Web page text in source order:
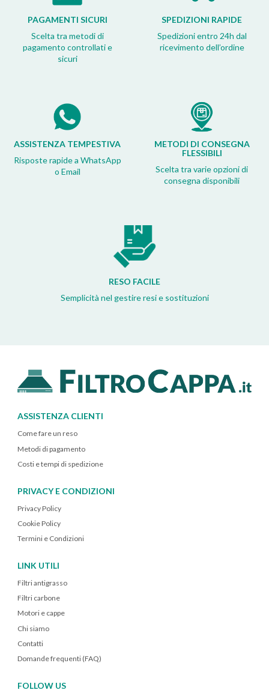
PAGAMENTI SICURI
Scelta tra metodi di
pagamento controllati e
sicuri
SPEDIZIONI RAPIDE
Spedizioni entro 24h dal
ricevimento dell’ordine
ASSISTENZA TEMPESTIVA
Risposte rapide a WhatsApp
o Email
METODI DI CONSEGNA
FLESSIBILI
Scelta tra varie opzioni di
consegna disponibili
RESO FACILE
Semplicità nel gestire resi e sostituzioni
ASSISTENZA CLIENTI
Come fare un reso
Metodi di pagamento
Costi e tempi di spedizione
PRIVACY E CONDIZIONI
Privacy Policy
Cookie Policy
Termini e Condizioni
LINK UTILI
Filtri antigrasso
Filtri carbone
Motori e cappe
Chi siamo
Contatti
Domande frequenti (FAQ)
FOLLOW US